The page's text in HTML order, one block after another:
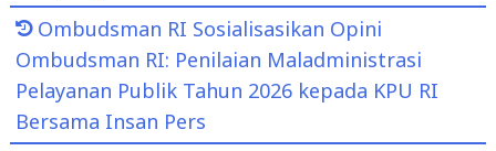
Ombudsman RI Sosialisasikan Opini
Ombudsman RI: Penilaian Maladministrasi
Pelayanan Publik Tahun 2026 kepada KPU RI
Bersama Insan Pers